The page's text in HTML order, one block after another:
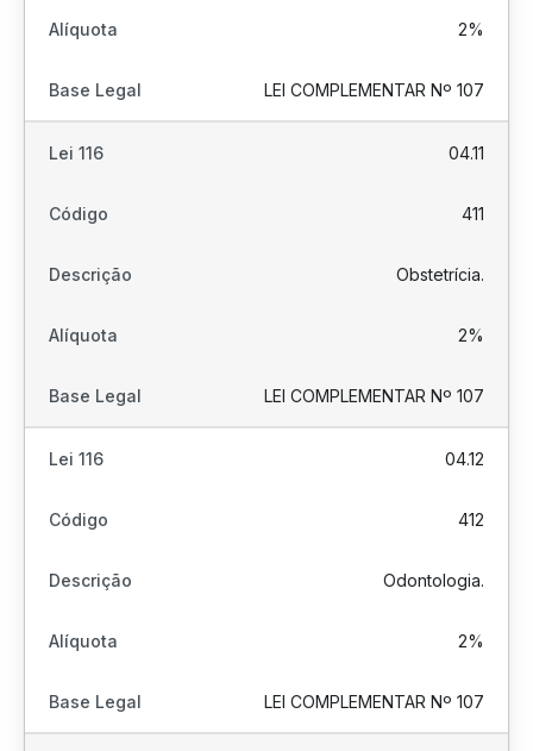
2%
LEI COMPLEMENTAR Nº 107
04.11
411
Obstetrícia.
2%
LEI COMPLEMENTAR Nº 107
04.12
412
Odontologia.
2%
LEI COMPLEMENTAR Nº 107